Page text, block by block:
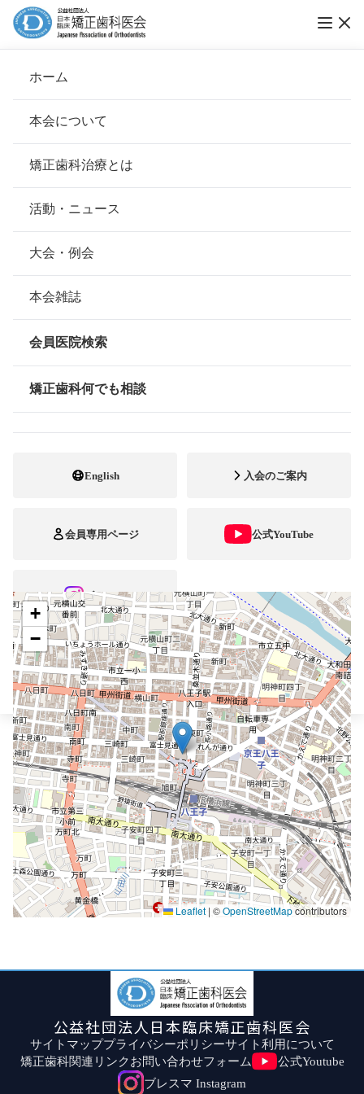
ホーム
本会について
会長挨拶
基本理念
組織について
本会の歴史
情報公開
矯正歯科治療とは
安心して治療を受けていただくための「6つの指針」
安心できる矯正歯科治療契約のための「7つの提言」
矯正歯科治療について
活動・ニュース
大会・例会
本会雑誌
会員医院検索
矯正歯科何でも相談
English 入会のご案内
会員専用ページ 公式YouTube
ブレスマ
ホーム 会員医院検索
オハナ矯正歯科クリニック
所在地
東京都八王子市旭町９－１八王子ス
電話番号 042-649-3090
矯正診断料算定施設 自立支援医療
+
−
Leaflet | ©OpenStreetMapcontributors
公益社団法人日本臨床矯正歯科医会
サイトマッププライバシーポリシーサイト利用について
矯正歯科関連リンクお問い合わせフォーム
公式Youtube
ブレスマ Instagram